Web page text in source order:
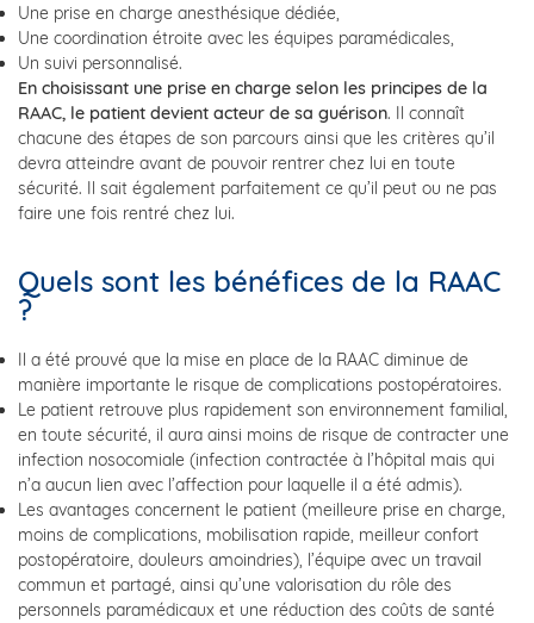
Une prise en charge anesthésique dédiée,
Une coordination étroite avec les équipes paramédicales,
Un suivi personnalisé.
En choisissant une prise en charge selon les principes de la
RAAC, le patient devient acteur de sa guérison. Il connaît
chacune des étapes de son parcours ainsi que les critères qu’il
devra atteindre avant de pouvoir rentrer chez lui en toute
sécurité. Il sait également parfaitement ce qu’il peut ou ne pas
faire une fois rentré chez lui.
Quels sont les bénéfices de la RAAC
?
Il a été prouvé que la mise en place de la RAAC diminue de
manière importante le risque de complications postopératoires.
Le patient retrouve plus rapidement son environnement familial,
en toute sécurité, il aura ainsi moins de risque de contracter une
infection nosocomiale (infection contractée à l’hôpital mais qui
n’a aucun lien avec l’affection pour laquelle il a été admis).
Les avantages concernent le patient (meilleure prise en charge,
moins de complications, mobilisation rapide, meilleur confort
postopératoire, douleurs amoindries), l’équipe avec un travail
commun et partagé, ainsi qu’une valorisation du rôle des
personnels paramédicaux et une réduction des coûts de santé